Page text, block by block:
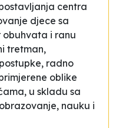
centra
djece sa
obuhvata i ranu
tretman,
radno
oblike
u skladu sa
nauku i